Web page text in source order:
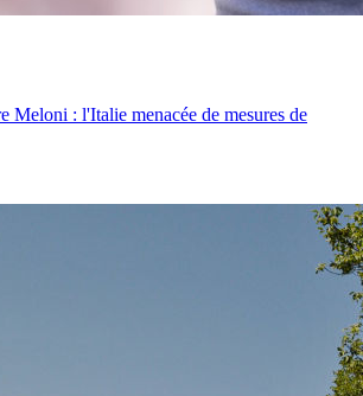
Meloni : l'Italie menacée de mesures de